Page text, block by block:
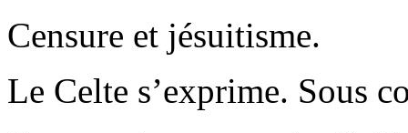
Censure et jésuitisme.
Le Celte s’exprime. Sous